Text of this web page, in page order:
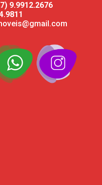
9.9912.2676